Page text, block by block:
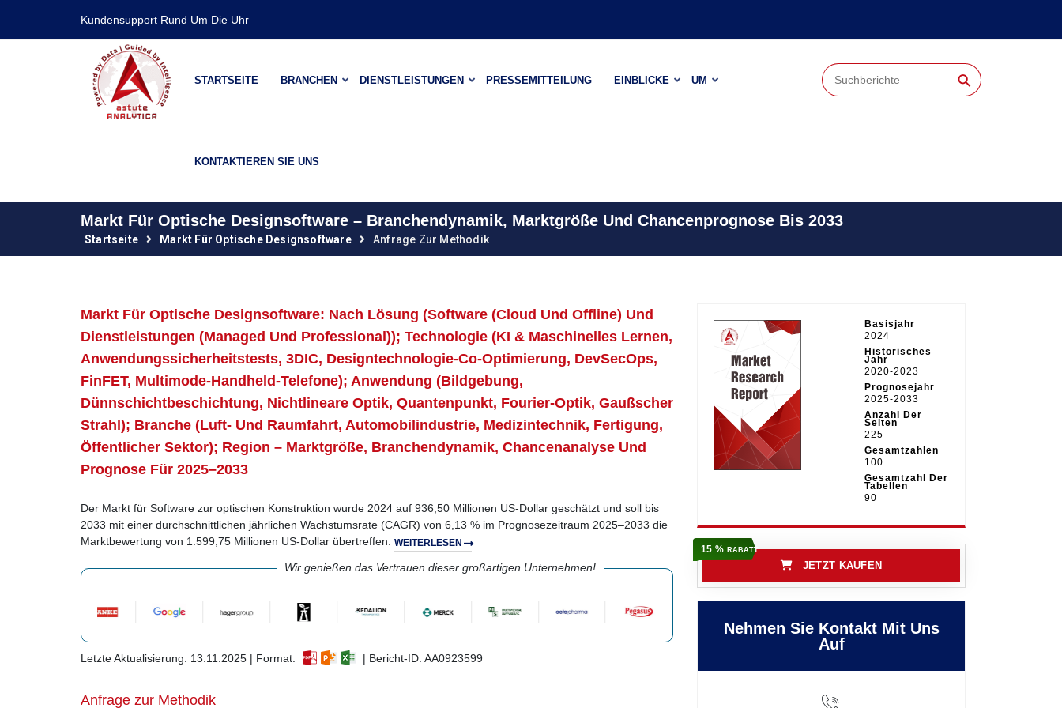
Kundensupport Rund Um Die Uhr
STARTSEITE BRANCHEN DIENSTLEISTUNGEN PRESSEMITTEILUNG EINBLICKE UM
KONTAKTIEREN SIE UNS
⚲
Markt Für Optische Designsoftware – Branchendynamik, Marktgröße Und Chancenprognose Bis 2033
Startseite Markt Für Optische Designsoftware Anfrage Zur Methodik
Markt Für Optische Designsoftware: Nach Lösung (Software (Cloud Und Offline) Und
Dienstleistungen (Managed Und Professional)); Technologie (KI & Maschinelles Lernen,
Anwendungssicherheitstests, 3DIC, Designtechnologie-Co-Optimierung, DevSecOps,
FinFET, Multimode-Handheld-Telefone); Anwendung (Bildgebung,
Dünnschichtbeschichtung, Nichtlineare Optik, Quantenpunkt, Fourier-Optik, Gaußscher
Strahl); Branche (Luft- Und Raumfahrt, Automobilindustrie, Medizintechnik, Fertigung,
Öffentlicher Sektor); Region – Marktgröße, Branchendynamik, Chancenanalyse Und
Prognose Für 2025–2033
Der Markt für Software zur optischen Konstruktion wurde 2024 auf 936,50 Millionen US-Dollar geschätzt und soll bis
2033 mit einer durchschnittlichen jährlichen Wachstumsrate (CAGR) von 6,13 % im Prognosezeitraum 2025–2033 die
Marktbewertung von 1.599,75 Millionen US-Dollar übertreffen. WEITERLESEN
Wir genießen das Vertrauen dieser großartigen Unternehmen!
Letzte Aktualisierung: 13.11.2025 | Format: | Bericht-ID: AA0923599
Anfrage zur Methodik
Basisjahr
2024
Historisches
Jahr
2020-2023
Prognosejahr
2025-2033
Anzahl Der
Seiten
225
Gesamtzahlen
100
Gesamtzahl Der
Tabellen
90
15 % RABATT
JETZT KAUFEN
Nehmen Sie Kontakt Mit Uns
Auf